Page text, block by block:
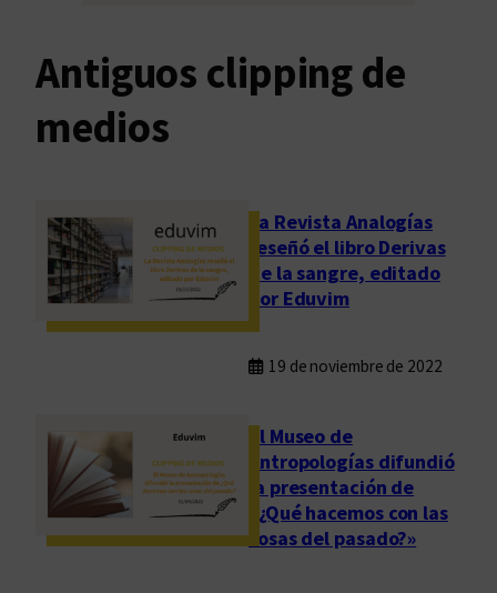
Antiguos clipping de
medios
La Revista Analogías
reseñó el libro Derivas
de la sangre, editado
por Eduvim
19 de noviembre de 2022
El Museo de
Antropologías difundió
la presentación de
«¿Qué hacemos con las
cosas del pasado?»